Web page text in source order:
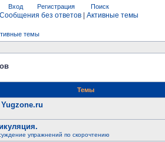
Вход Регистрация Поиск
Сообщения без ответов Активные темы
темы
Темы
упражнений по скорочтению